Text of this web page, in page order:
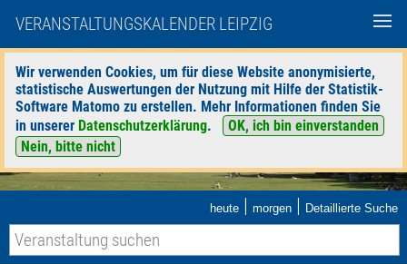
VERANSTALTUNGSKALENDER LEIPZIG
Wir verwenden Cookies, um für diese Website anonymisierte,
statistische Auswertungen der Nutzung mit Hilfe der Statistik-
Software Matomo zu erstellen. Mehr Informationen finden Sie
in unserer Datenschutzerklärung.
OK, ich bin einverstanden
Nein, bitte nicht
heute | morgen | Detaillierte Suche